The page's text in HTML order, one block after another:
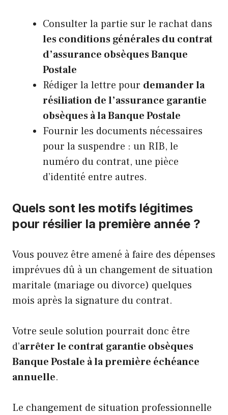
Consulter la partie sur le rachat dans
les conditions générales du contrat
d’assurance obsèques Banque
Postale
Rédiger la lettre pour demander la
résiliation de l’assurance garantie
obsèques à la Banque Postale
Fournir les documents nécessaires
pour la suspendre : un RIB, le
numéro du contrat, une pièce
d’identité entre autres.
Quels sont les motifs légitimes
pour résilier la première année ?
Vous pouvez être amené à faire des dépenses
imprévues dû à un changement de situation
maritale (mariage ou divorce) quelques
mois après la signature du contrat.
Votre seule solution pourrait donc être
d’arrêter le contrat garantie obsèques
Banque Postale à la première échéance
annuelle.
Le changement de situation professionnelle